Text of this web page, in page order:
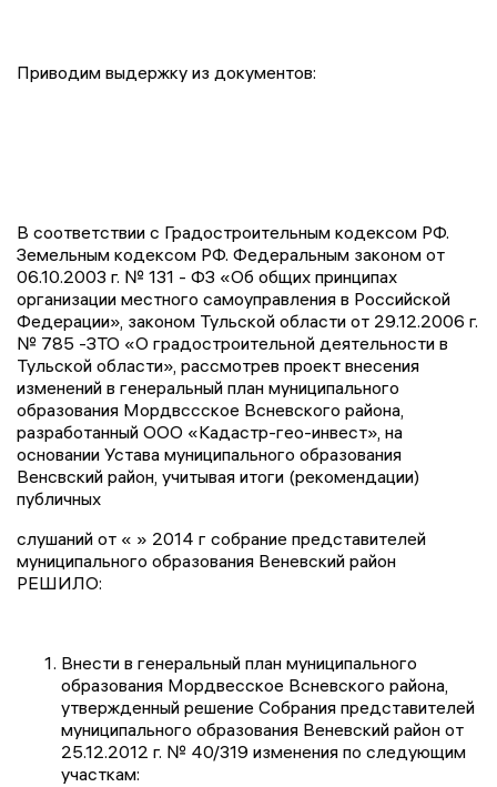
Приводим выдержку из документов:
В соответствии с Градостроительным кодексом РФ.
Земельным кодексом РФ. Федеральным законом от
06.10.2003 г. № 131 - ФЗ «Об общих принципах
организации местного самоуправления в Российской
Федерации», законом Тульской области от 29.12.2006 г.
№ 785 -ЗТО «О градостроительной деятельности в
Тульской области», рассмотрев проект внесения
изменений в генеральный план муниципального
образования Мордвссское Всневского района,
разработанный ООО «Кадастр-гео-инвест», на
основании Устава муниципального образования
Венсвский район, учитывая итоги (рекомендации)
публичных
слушаний от « » 2014 г собрание представителей
муниципального образования Веневский район
РЕШИЛО:
Внести в генеральный план муниципального
образования Мордвесское Всневского района,
утвержденный решение Собрания представителей
муниципального образования Веневский район от
25.12.2012 г. № 40/319 изменения по следующим
участкам: